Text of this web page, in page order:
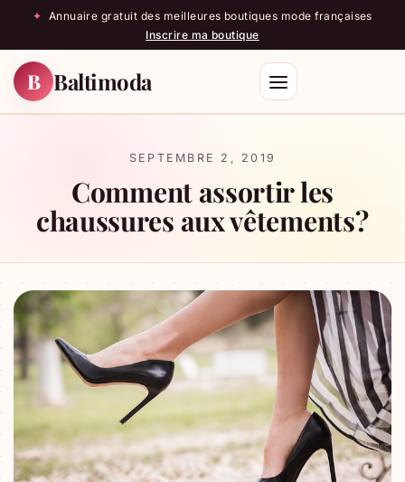
✦ Annuaire gratuit des meilleures boutiques mode françaises
Inscrire ma boutique
B Baltimoda
SEPTEMBRE 2, 2019
Comment assortir les
chaussures aux vêtements ?